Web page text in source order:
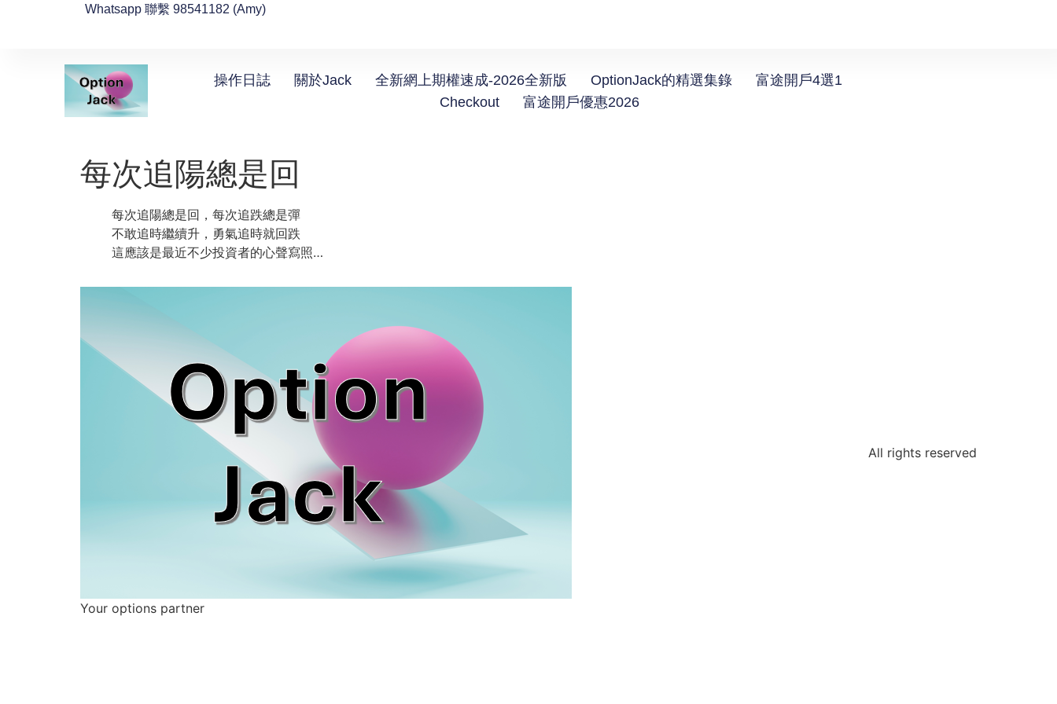
Whatsapp 聯繫 98541182 (Amy)
操作日誌 關於Jack 全新網上期權速成-2026全新版 OptionJack的精選集錄
富途開戶4選1
Checkout
富途開戶優惠2026
每次追陽總是回
每次追陽總是回，每次追跌總是彈
不敢追時繼續升，勇氣追時就回跌
這應該是最近不少投資者的心聲寫照…
Your options partner
All rights reserved